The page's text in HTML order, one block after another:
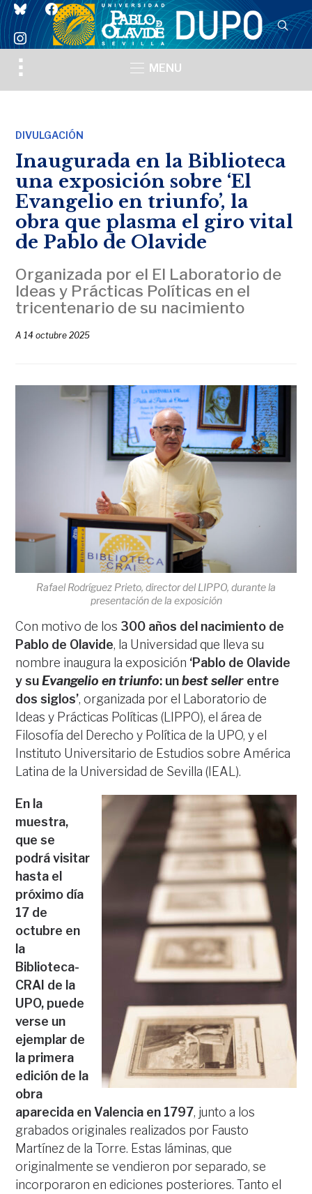
blueskyfacebook
instagram
Toggle
sidebar
MENU
DIVULGACIÓN
Inaugurada en la Biblioteca
una exposición sobre ‘El
Evangelio en triunfo’, la
obra que plasma el giro vital
de Pablo de Olavide
Organizada por el El Laboratorio de
Ideas y Prácticas Políticas en el
tricentenario de su nacimiento
A14 octubre 2025
Rafael Rodríguez Prieto, director del LIPPO, durante la
presentación de la exposición
Con motivo de los 300 años del nacimiento de
Pablo de Olavide, la Universidad que lleva su
nombre inaugura la exposición ‘Pablo de Olavide
y suEvangelio en triunfo: unbest seller entre
dos siglos’, organizada por el Laboratorio de
Ideas y Prácticas Políticas (LIPPO), el área de
Filosofía del Derecho y Política de la UPO, y el
Instituto Universitario de Estudios sobre América
Latina de la Universidad de Sevilla (IEAL).
En la
muestra,
que se
podrá visitar
hasta el
próximo día
17 de
octubre en
la
Biblioteca-
CRAI de la
UPO, puede
verse un
ejemplar de
la primera
edición de la
obra
aparecida en Valencia en 1797, junto a los
grabados originales realizados por Fausto
Martínez de la Torre. Estas láminas, que
originalmente se vendieron por separado, se
incorporaron en ediciones posteriores. Tanto el